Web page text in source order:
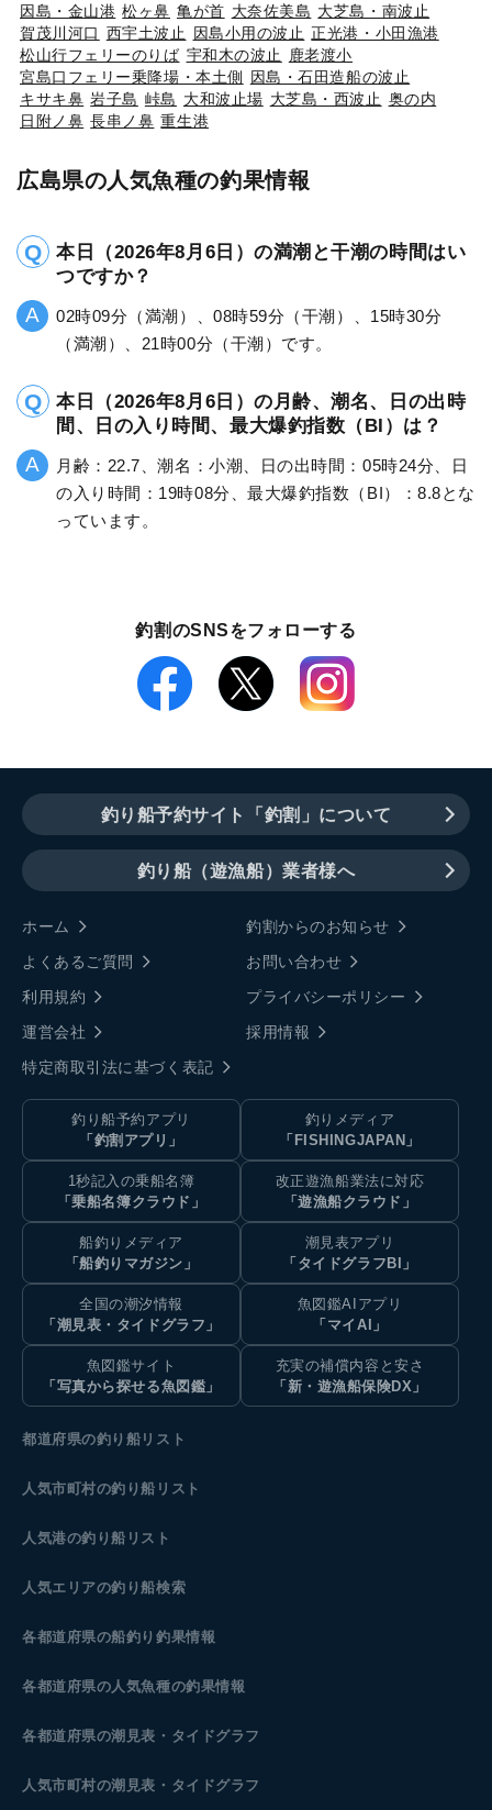
因島・金山港 松ヶ鼻 亀が首 大奈佐美島 大芝島・南波止
賀茂川河口 西宇土波止 因島小用の波止 正光港・小田漁港
松山行フェリーのりば 宇和木の波止
鹿老渡小
宮島口フェリー乗降場・本土側 因島・石田造船の波止
キサキ鼻 岩子島 峠島 大和波止場 大芝島・西波止 奥の内
日附ノ鼻 長串ノ鼻 重生港
広島県の人気魚種の釣果情報
本日（2026年8月6日）の満潮と干潮の時間はい
つですか？
02時09分（満潮）、08時59分（干潮）、15時30分
（満潮）、21時00分（干潮）です。
本日（2026年8月6日）の月齢、潮名、日の出時
間、日の入り時間、最大爆釣指数（BI）は？
月齢：22.7、潮名：小潮、日の出時間：05時24分、日
の入り時間：19時08分、最大爆釣指数（BI）：8.8とな
っています。
釣割のSNSをフォローする
釣り船予約サイト「釣割」について
釣り船（遊漁船）業者様へ
ホーム
釣割からのお知らせ
よくあるご質問
お問い合わせ
利用規約
プライバシーポリシー
運営会社
採用情報
特定商取引法に基づく表記
釣り船予約アプリ
「釣割アプリ」
釣りメディア
「FISHINGJAPAN」
1秒記入の乗船名簿
「乗船名簿クラウド」
改正遊漁船業法に対応
「遊漁船クラウド」
船釣りメディア
「船釣りマガジン」
潮見表アプリ
「タイドグラフBI」
全国の潮汐情報
「潮見表・タイドグラフ」
魚図鑑AIアプリ
「マイAI」
魚図鑑サイト
「写真から探せる魚図鑑」
充実の補償内容と安さ
「新・遊漁船保険DX」
都道府県の釣り船リスト
人気市町村の釣り船リスト
人気港の釣り船リスト
人気エリアの釣り船検索
各都道府県の船釣り釣果情報
各都道府県の人気魚種の釣果情報
各都道府県の潮見表 ・タイドグラフ
人気市町村の潮見表・タイドグラフ